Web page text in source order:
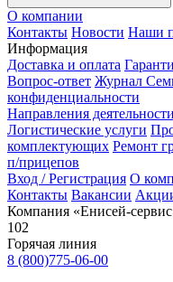
О компании
Контакты Новости Наши
Информация
Доставка и оплата
Вопрос-ответ Журнал
конфиденциальности
Направления деятельности
Логистические услуги
комплектующих Ремонт
п/прицепов
Вход / Регистрация О
Контакты Вакансии
Компания «Енисей-
102
Горячая линия
8 (800)775-06-00